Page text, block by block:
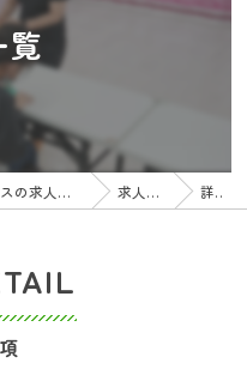
覧
東京都江東区の放課後等デイサービスの求人ならたすきっず 求人一覧 詳細